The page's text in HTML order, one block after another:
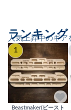
人気上昇中のギア
ランキング
1
Beastmaker(ビースト